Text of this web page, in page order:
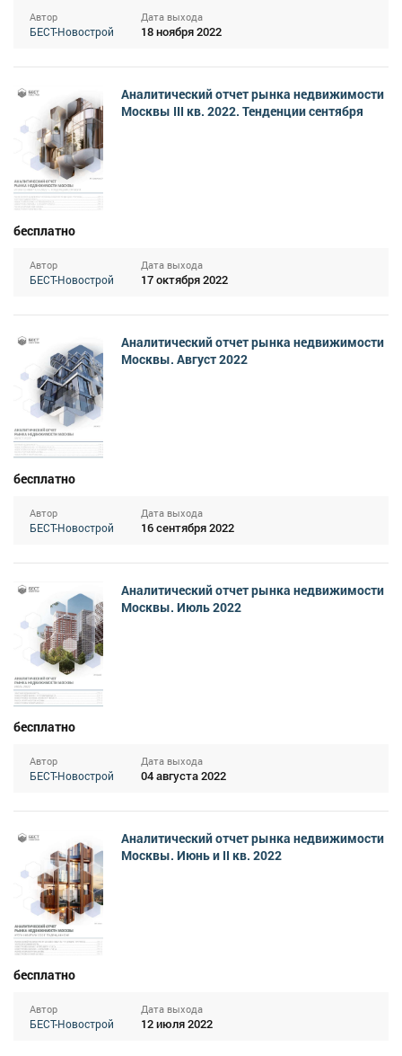
Автор
БЕСТ-Новострой
Дата выхода
18 ноября 2022
Аналитический отчет рынка недвижимости
Москвы III кв. 2022. Тенденции сентября
бесплатно
Автор
БЕСТ-Новострой
Дата выхода
17 октября 2022
Аналитический отчет рынка недвижимости
Москвы. Август 2022
бесплатно
Автор
БЕСТ-Новострой
Дата выхода
16 сентября 2022
Аналитический отчет рынка недвижимости
Москвы. Июль 2022
бесплатно
Автор
БЕСТ-Новострой
Дата выхода
04 августа 2022
Аналитический отчет рынка недвижимости
Москвы. Июнь и II кв. 2022
бесплатно
Автор
БЕСТ-Новострой
Дата выхода
12 июля 2022